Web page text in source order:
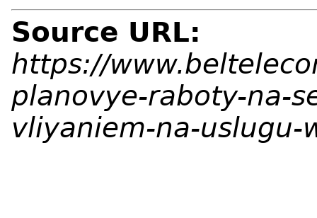
Source URL:
https://
planovye-raboty-na-
vliyaniem-na-uslugu-